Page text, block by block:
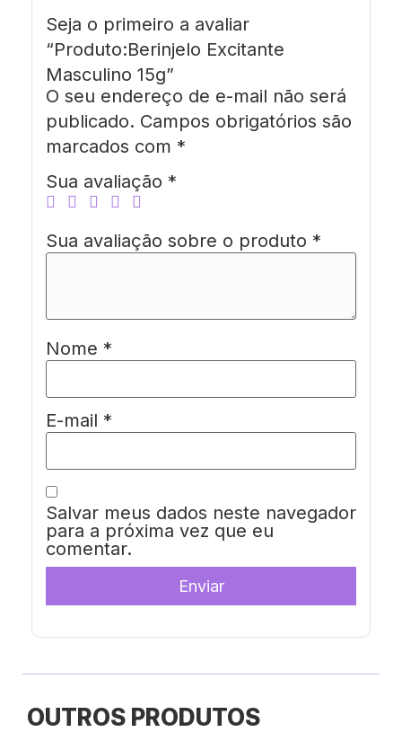
Seja o primeiro a avaliar
“Produto:Berinjelo Excitante
Masculino 15g”
O seu endereço de e-mail não será
publicado. Campos obrigatórios são
marcados com *
Sua avaliação *
Sua avaliação sobre o produto *
Nome *
E-mail *
Salvar meus dados neste navegador
para a próxima vez que eu
comentar.
OUTROS PRODUTOS